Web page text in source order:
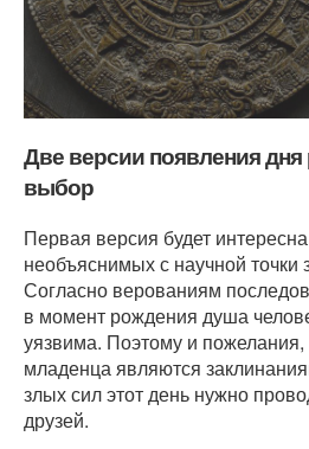
Две версии появления
выбор
Первая версия будет
необъяснимых с научной точки
Согласно верованиям
в момент рождения душа
уязвима. Поэтому и пожелания,
младенца являются
злых сил этот день нужно
друзей.